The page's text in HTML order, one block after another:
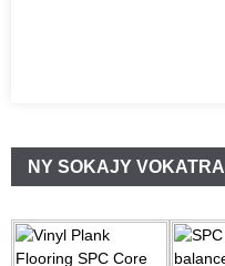
NY SOKAJY VOKATRA